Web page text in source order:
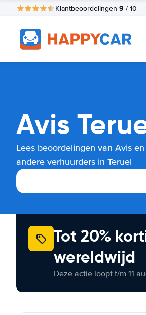
Klantbeoordelingen 9 / 10
Avis
Lees beoordelingen van Avis
andere verhuurders in Teruel
Tot 20%
wereldwijd
Deze actie loopt t/m 11